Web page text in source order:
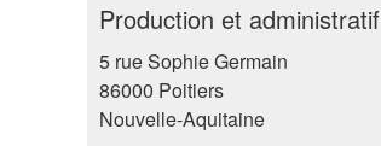
Production et administratif
5 rue Sophie Germain
86000 Poitiers
Nouvelle-Aquitaine